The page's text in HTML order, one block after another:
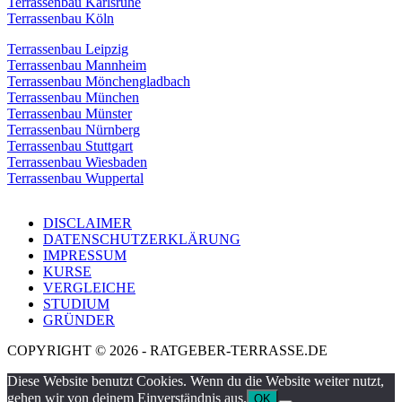
Terrassenbau Köln
Terrassenbau Leipzig
Terrassenbau Mannheim
Terrassenbau Mönchengladbach
Terrassenbau München
Terrassenbau Münster
Terrassenbau Nürnberg
Terrassenbau Stuttgart
Terrassenbau Wiesbaden
Terrassenbau Wuppertal
DISCLAIMER
DATENSCHUTZERKLÄRUNG
IMPRESSUM
KURSE
VERGLEICHE
STUDIUM
GRÜNDER
COPYRIGHT © 2026 - RATGEBER-TERRASSE.DE
Diese Website benutzt Cookies. Wenn du die Website weiter nutzt,
gehen wir von deinem Einverständnis aus. OK